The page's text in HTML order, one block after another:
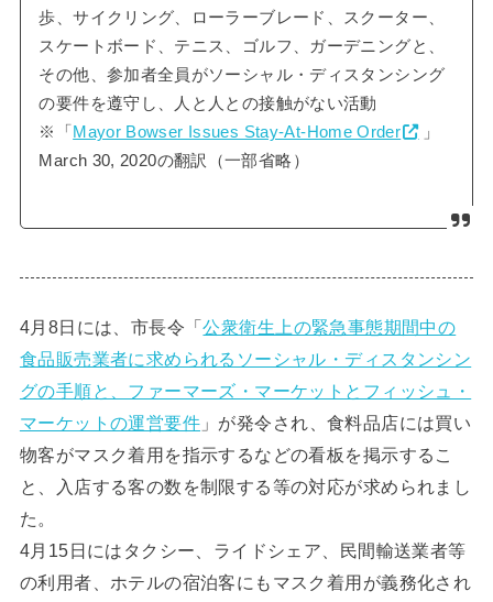
歩、サイクリング、ローラーブレード、スクーター、
スケートボード、テニス、ゴルフ、ガーデニングと、
その他、参加者全員がソーシャル・ディスタンシング
の要件を遵守し、人と人との接触がない活動
※「 Mayor Bowser Issues Stay-At-Home Order
」
March 30, 2020の翻訳（一部省略）
4月8日には、市長令「公衆衛生上の緊急事態期間中の
食品販売業者に求められるソーシャル・ディスタンシン
グの手順と、ファーマーズ・マーケットとフィッシュ・
マーケットの運営要件 」が発令され、食料品店には買い
物客がマスク着用を指示するなどの看板を掲示するこ
と、入店する客の数を制限する等の対応が求められまし
た。
4月15日にはタクシー、ライドシェア、民間輸送業者等
の利用者、ホテルの宿泊客にもマスク着用が義務化され